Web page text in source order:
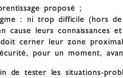
proposé ;
: ni trop difficile (hors
leurs connaissances
cerner leur zone
pour un moment,
de tester les situations-